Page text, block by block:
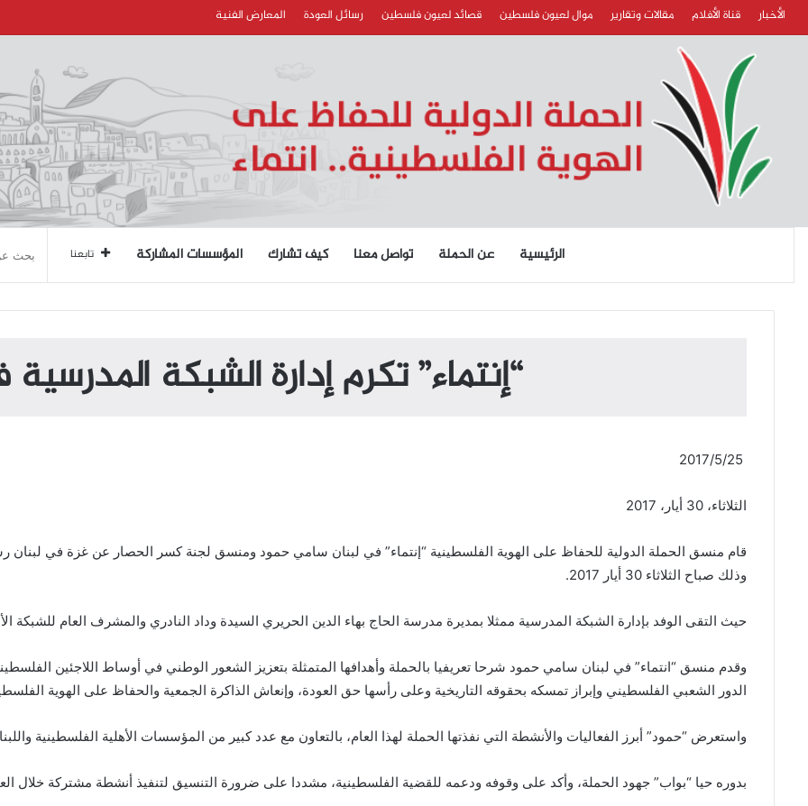
الأخبار قناة الأفلام مقالات وتقارير موال لعيون فلسطين قصائد لعيون فلسطين رسائل العودة المعارض الفنية
الرئيسية عن الحملة تواصل معنا كيف تشارك المؤسسات المشاركة تابعنا
“إنتماء” تكرم إدارة الشبكة
الثلاثاء، 30 أيار، 2017
قام منسق الحملة الدولية للحفاظ على الهوية الفلسطينية “إنتماء” في لبنان سامي حمود ومنسق لجنة كسر الحصار عن غزة في لبنان
وذلك صباح الثلاثاء 30 أيار 2017.
حيث التقى الوفد بإدارة الشبكة المدرسية ممثلا بمديرة مدرسة الحاج بهاء الدين الحريري السيدة وداد النادري والمشرف العام للشبكة
وقدم منسق “انتماء” في لبنان سامي حمود شرحا تعريفيا بالحملة وأهدافها المتمثلة بتعزيز الشعور الوطني في أوساط اللاجئين
الدور الشعبي الفلسطيني وإبراز تمسكه بحقوقه التاريخية وعلى رأسها حق العودة، وإنعاش الذاكرة الجمعية والحفاظ على الهوية
واستعرض “حمود” أبرز الفعاليات والأنشطة التي نفذتها الحملة لهذا العام، بالتعاون مع عدد كبير من المؤسسات الأهلية الفلسطينية
بدوره حيا “بواب” جهود الحملة، وأكد على وقوفه ودعمه للقضية الفلسطينية، مشددا على ضرورة التنسيق لتنفيذ أنشطة مشتركة خلال